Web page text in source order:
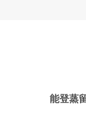
能登蒸